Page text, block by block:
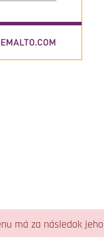
má za následok jeho